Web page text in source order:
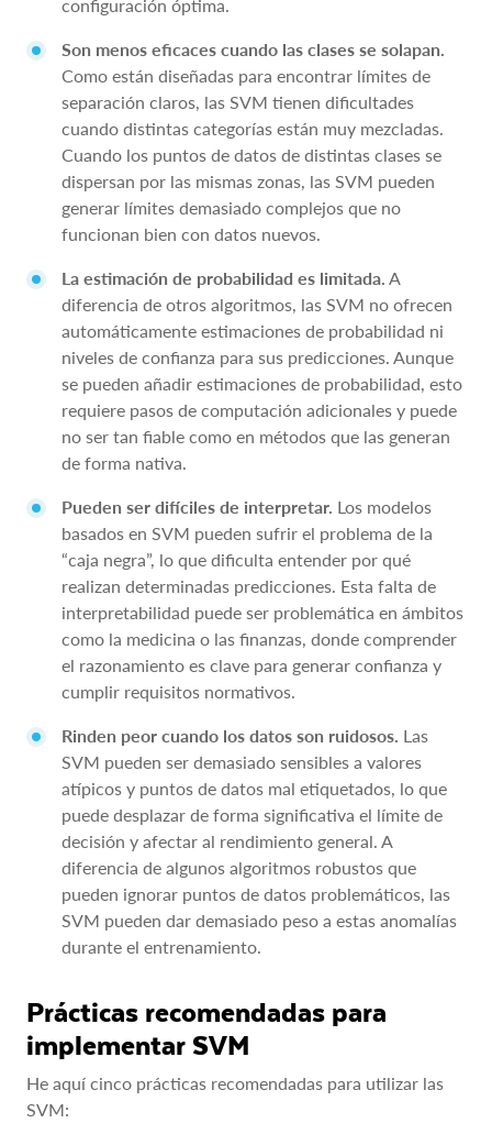
configuración óptima.
Son menos eficaces cuando las clases se solapan.
Como están diseñadas para encontrar límites de
separación claros, las SVM tienen dificultades
cuando distintas categorías están muy mezcladas.
Cuando los puntos de datos de distintas clases se
dispersan por las mismas zonas, las SVM pueden
generar límites demasiado complejos que no
funcionan bien con datos nuevos.
La estimación de probabilidad es limitada. A
diferencia de otros algoritmos, las SVM no ofrecen
automáticamente estimaciones de probabilidad ni
niveles de confianza para sus predicciones. Aunque
se pueden añadir estimaciones de probabilidad, esto
requiere pasos de computación adicionales y puede
no ser tan fiable como en métodos que las generan
de forma nativa.
Pueden ser difíciles de interpretar. Los modelos
basados en SVM pueden sufrir el problema de la
“caja negra”, lo que dificulta entender por qué
realizan determinadas predicciones. Esta falta de
interpretabilidad puede ser problemática en ámbitos
como la medicina o las finanzas, donde comprender
el razonamiento es clave para generar confianza y
cumplir requisitos normativos.
Rinden peor cuando los datos son ruidosos. Las
SVM pueden ser demasiado sensibles a valores
atípicos y puntos de datos mal etiquetados, lo que
puede desplazar de forma significativa el límite de
decisión y afectar al rendimiento general. A
diferencia de algunos algoritmos robustos que
pueden ignorar puntos de datos problemáticos, las
SVM pueden dar demasiado peso a estas anomalías
durante el entrenamiento.
Prácticas recomendadas para
implementar SVM
He aquí cinco prácticas recomendadas para utilizar las
SVM: